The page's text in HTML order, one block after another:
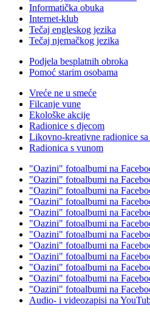
Informatička obuka
Internet-klub
Tečaj engleskog jezika
Tečaj njemačkog jezika
Podjela besplatnih obroka
Pomoć starim osobama
Vreće ne u smeće
Filcanje vune
Ekološke akcije
Radionice s djecom
Likovno-kreativne radionice sa
Radionica s vunom
"Oazini" fotoalbumi na
"Oazini" fotoalbumi na
"Oazini" fotoalbumi na
"Oazini" fotoalbumi na
"Oazini" fotoalbumi na
"Oazini" fotoalbumi na
"Oazini" fotoalbumi na
"Oazini" fotoalbumi na
"Oazini" fotoalbumi na
"Oazini" fotoalbumi na
"Oazini" fotoalbumi na
"Oazini" fotoalbumi na
Audio- i videozapisi na